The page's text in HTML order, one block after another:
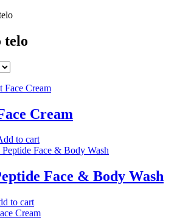
telo
Cream
€.
to cart
Face & Body Wash
to cart